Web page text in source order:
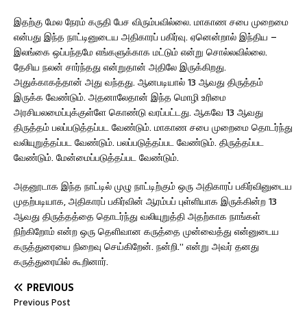
இதற்கு மேல நேரம் கருதி பேச விரும்பவில்லை. மாகாண சபை முறைமை
என்பது இந்த நாட்டினுடைய அதிகாரப் பகிர்வு. ஏனென்றால் இந்திய –
இலங்கை ஒப்பந்தமே எங்களுக்காக மட்டும் என்று சொல்லவில்லை.
தேசிய நலன் சார்ந்தது என்றுதான் அதிலே இருக்கிறது.
அதுக்காகத்தான் அது வந்தது. ஆனபடியால் 13 ஆவது திருத்தம்
இருக்க வேண்டும். அதனாலேதான் இந்த மொழி உரிமை
அரசியலமைப்புக்குள்ளே கொண்டு வரப்பட்டது. ஆகவே 13 ஆவது
திருத்தம் பலப்படுத்தப்பட வேண்டும். மாகாண சபை முறைமை தொடர்ந்து
வலியுறுத்தப்பட வேண்டும். பலப்படுத்தப்பட வேண்டும். திருத்தப்பட
வேண்டும். மேன்மைப்படுத்தப்பட வேண்டும்.
அதனூடாக இந்த நாட்டில் முழு நாட்டிற்கும் ஒரு அதிகாரப் பகிர்வினுடைய
முதற்படியாக, அதிகாரப் பகிர்வின் ஆரம்பப் புள்ளியாக இருக்கின்ற 13
ஆவது திருத்தத்தை தொடர்ந்து வலியுறுத்தி அதற்காக நாங்கள்
நிற்கிறோம் என்ற ஒரு தெளிவான கருத்தை முன்வைத்து என்னுடைய
கருத்துரையை நிறைவு செய்கிறேன். நன்றி.” என்று அவர் தனது
கருத்துரையில் கூறினார்.
PREVIOUS
Previous Post